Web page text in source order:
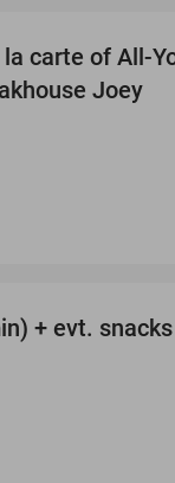
carte of All-
Joey
+ evt.